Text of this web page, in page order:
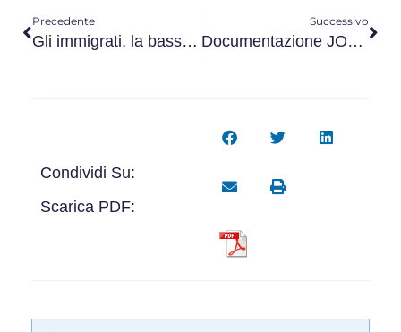
Precedente
Gli immigrati, la bassa natalità e l’egoismo europeo
Successivo
Documentazione JOBS ACT
Condividi Su:
Scarica PDF: